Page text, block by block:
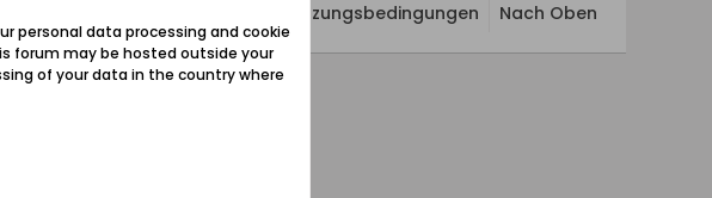
Nutzungsbedingungen Nach Oben
Rechte vorbehalten.
personal data processing and cookie
forum may be hosted outside your
of your data in the country where